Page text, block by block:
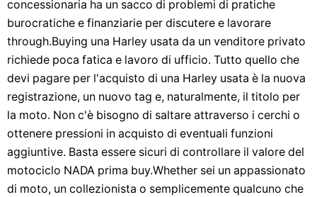
concessionaria ha un sacco di problemi di pratiche
burocratiche e finanziarie per discutere e lavorare
through.Buying una Harley usata da un venditore privato
richiede poca fatica e lavoro di ufficio. Tutto quello che
devi pagare per l'acquisto di una Harley usata è la nuova
registrazione, un nuovo tag e, naturalmente, il titolo per
la moto. Non c'è bisogno di saltare attraverso i cerchi o
ottenere pressioni in acquisto di eventuali funzioni
aggiuntive. Basta essere sicuri di controllare il valore del
motociclo NADA prima buy.Whether sei un appassionato
di moto, un collezionista o semplicemente qualcuno che